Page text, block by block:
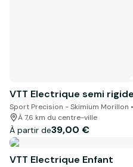
VTT Electrique semi rigide
Sport Precision - Skimium Morillon
À 7,6 km du centre-ville
À partir de39,00 €
VTT Electrique Enfant